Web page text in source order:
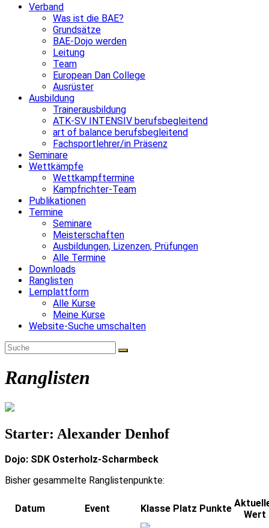
Verband
Was ist die BAE?
Grundsätze
BAE-Dojo werden
Leitung
Team
European Dan College
Ausrüster
Ausbildung
Trainerausbildung
ATK-SV INTENSIV berufsbegleitend
art of balance berufsbegleitend
Fachsportlehrer/in Präsenz
Seminare
Wettkämpfe
Wettkampftermine
Kampfrichter-Team
Publikationen
Termine
Seminare
Meisterschaften
Ausbildungen, Lizenzen, Prüfungen
Alle Termine
Downloads
Ranglisten
Lernplattform
Alle Kurse
Meine Kurse
Website-Suche umschalten
Ranglisten
Starter: Alexander Denhof
Dojo: SDK Osterholz-Scharmbeck
Bisher gesammelte Ranglistenpunkte:
Datum Event Klasse Platz Punkte
Wert